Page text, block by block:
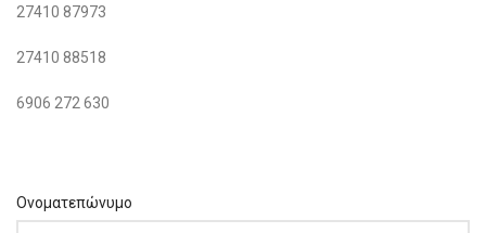
27410 87973
27410 88518
6906 272 630
Ονοματεπώνυμο